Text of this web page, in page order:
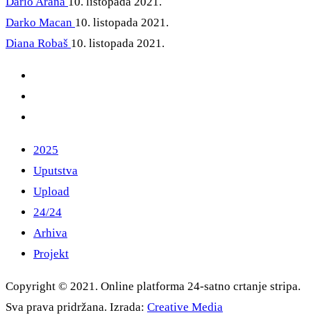
Darko Macan 10. listopada 2021.
Diana Robaš 10. listopada 2021.
2025
Uputstva
Upload
24/24
Arhiva
Projekt
Copyright © 2021. Online platforma 24-satno crtanje stripa.
Sva prava pridržana. Izrada: Creative Media